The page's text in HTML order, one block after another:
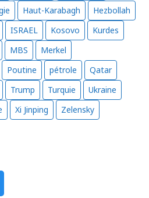
Haut-Karabagh
Hezbollah
ISRAEL Kosovo
Kurdes
MBS
Merkel
Poutine pétrole
Qatar
Trump Turquie
Ukraine
Xi Jinping Zelensky